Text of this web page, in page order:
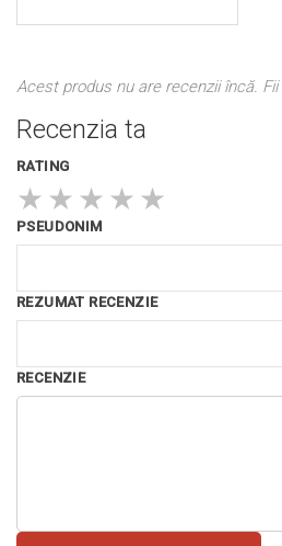
Acest produs nu are recenzii încă. Fii
Recenzia ta
RATING
★ ★ ★ ★ ★
PSEUDONIM
REZUMAT RECENZIE
RECENZIE